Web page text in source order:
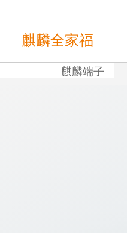
麒麟全家福
麒麟端子